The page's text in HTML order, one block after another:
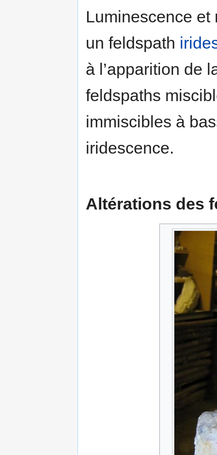
Luminescence
un feldspath
à l’apparition de
feldspaths
immiscibles à
iridescence.
Altérations des